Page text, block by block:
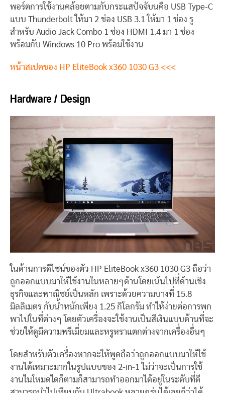
พอร์ตการใช้งานคล้อยตามกับกระแสปัจจับนคือ USB Type-C
แบบ Thunderbolt ให้มา 2 ช่อง USB 3.1 ให้มา 1 ช่อง รู
สำหรับ Audio Jack Combo 1 ช่อง HDMI 1.4 มา 1 ช่อง
พร้อมกับ Windows 10 Pro พร้อมใช้งาน
หน้าสเปคของ HP EliteBook x360 1030 G3 <<<
Hardware / Design
ในด้านการดีไซน์ของตัว HP EliteBook x360 1030 G3 ถือว่า
ถูกออกแบบมาให้ใช้งานในหลายๆด้านโดยเน้นไปที่ด้านเชิง
ธุรกิจและพาณิชย์เป็นหลัก เพราะด้วยความบางที่ 15.8
มิลลิเมตร กับน้ำหนักเพียง 1.25 กิโลกรัม ทำให้ง่ายต่อการพก
พาไปในที่ต่างๆ โดยตัวเครื่องจะใช้งานเป็นสีเงินแบบด้านที่จะ
ช่วยให้ดูมีความพรีเมี่ยมและหรูหราแตกต่างจากเครื่องอื่นๆ
โดยสำหรับตัวเครื่องหากจะให้พูดถือว่าถูกออกแบบมาให้ใช้
งานได้เหมาะมากในรูปแบบของ 2-in-1 ไม่ว่าจะเป็นการใช้
งานในโหมดใดก็ตามก็สามารถทำออกมาได้อยู่ในระดับที่ดี